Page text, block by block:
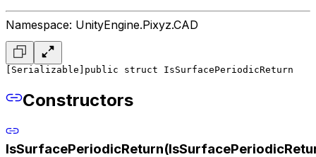
Namespace: UnityEngine.Pixyz.CAD
[Serializable] public struct IsSurfacePeriodicReturn
Constructors